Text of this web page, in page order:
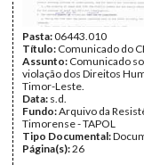
Pasta:06443.010
Título: Comunicado do
Assunto: Comunicado
violação dos Direitos
Timor-Leste.
Data: s.d.
Fundo:Arquivo da
Timorense - TAPOL
Tipo Documental:
Página(s):26